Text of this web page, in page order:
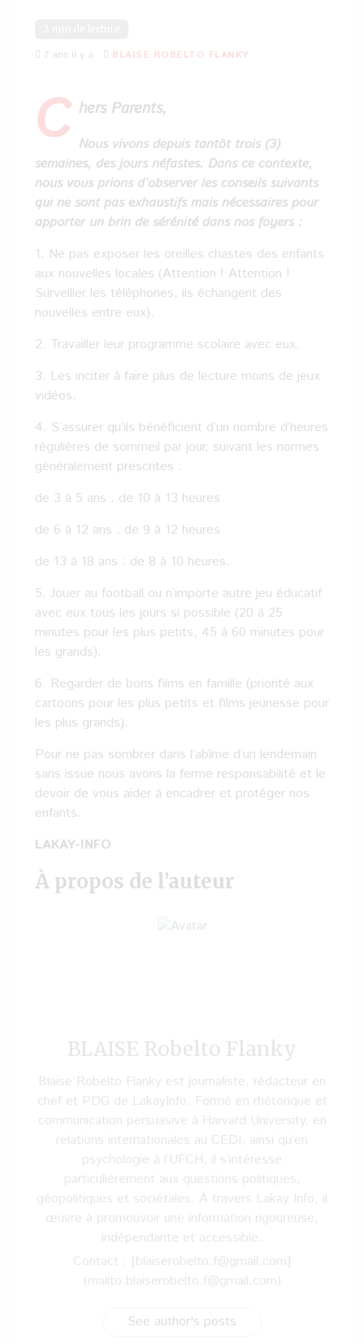
7 ans il y a BLAISE ROBELTO FLANKY
C hers Parents,
Nous vivons depuis tantôt trois (3)
semaines, des jours néfastes. Dans ce contexte,
nous vous prions d’observer les conseils suivants
qui ne sont pas exhaustifs mais nécessaires pour
apporter un brin de sérénité dans nos foyers :
1. Ne pas exposer les oreilles chastes des enfants
aux nouvelles locales (Attention ! Attention !
Surveiller les téléphones, ils échangent des
nouvelles entre eux).
2. Travailler leur programme scolaire avec eux.
3. Les inciter à faire plus de lecture moins de jeux
vidéos.
4. S’assurer qu’ils bénéficient d’un nombre d’heures
régulières de sommeil par jour, suivant les normes
généralement prescrites :
de 3 à 5 ans : de 10 à 13 heures
de 6 à 12 ans : de 9 à 12 heures
de 13 à 18 ans : de 8 à 10 heures.
5. Jouer au football ou n’importe autre jeu éducatif
avec eux tous les jours si possible (20 à 25
minutes pour les plus petits, 45 à 60 minutes pour
les grands).
6. Regarder de bons films en famille (priorité aux
cartoons pour les plus petits et films jeunesse pour
les plus grands).
Pour ne pas sombrer dans l’abîme d’un lendemain
sans issue nous avons la ferme responsabilité et le
devoir de vous aider à encadrer et protéger nos
enfants.
LAKAY-INFO
À propos de l’auteur
BLAISE Robelto Flanky
Blaise Robelto Flanky est journaliste, rédacteur en
chef et PDG de LakayInfo. Formé en rhétorique et
communication persuasive à Harvard University, en
relations internationales au CEDI, ainsi qu’en
psychologie à l’UFCH, il s’intéresse
particulièrement aux questions politiques,
géopolitiques et sociétales. À travers Lakay Info, il
œuvre à promouvoir une information rigoureuse,
indépendante et accessible.
Contact : [blaiserobelto.f@gmail.com]
(mailto:blaiserobelto.f@gmail.com)
See author's posts